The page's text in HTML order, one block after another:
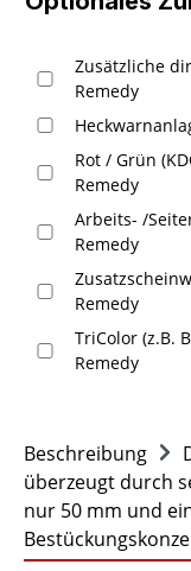
Zusätzliche
Remedy
Rot / Grün
Remedy
Arbeits- /
Remedy
Remedy
TriColor (z.B.
Remedy
Beschreibung
überzeugt durch
nur 50 mm und